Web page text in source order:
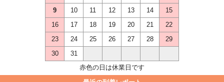
9
10 11 12 13 14
15
16
17 18 19 20 21
22
23
24 25 26 27 28
29
30
31
赤色の日は休業日です